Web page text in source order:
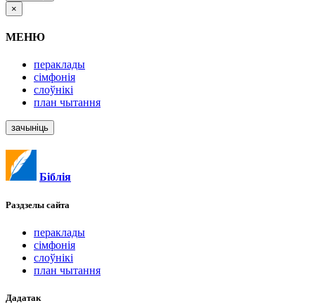
×
МЕНЮ
пераклады
сімфонія
слоўнікі
план чытання
зачыніць
Біблія
Раздзелы сайта
пераклады
сімфонія
слоўнікі
план чытання
Дадатак